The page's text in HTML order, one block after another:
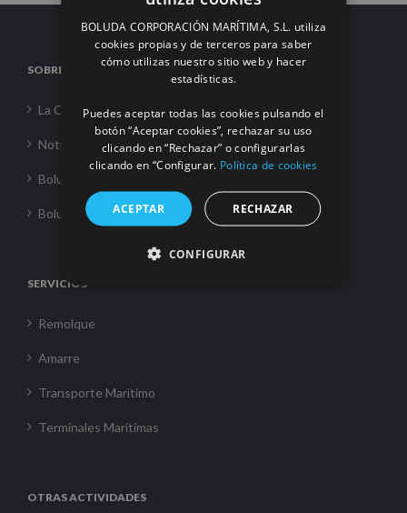
SOBRE NOSOTROS
La Corporación
Noticias
Boluda Towage
Boluda Shipping
SERVICIOS
Remolque
Amarre
Transporte Marítimo
Terminales Marítimas
OTRAS ACTIVIDADES
ENGLISH
FRENCH
BOLUDA CORPORACIÓN MARÍTIMA, S.L. utiliza
cookies propias y de terceros para saber
cómo utilizas nuestro sitio web y hacer
estadísticas.
Puedes aceptar todas las cookies pulsando el
botón “Aceptar cookies”, rechazar su uso
clicando en “Rechazar” o configurarlas
clicando en “Configurar. Política de cookies
ACEPTAR RECHAZAR
CONFIGURAR